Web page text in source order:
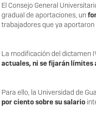
El Consejo General
gradual de aportaciones, un
trabajadores que ya
La modificación del dictamen
actuales, ni se fijarán límites
Para ello, la Universidad de
por ciento sobre su salario